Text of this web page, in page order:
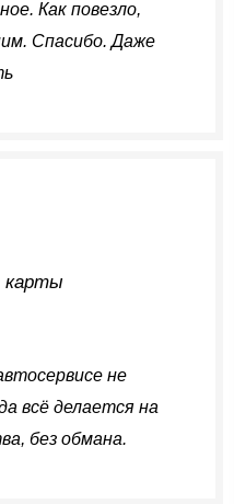
Как повезло,
Спасибо. Даже
карты
не
всë делается на
без обмана.